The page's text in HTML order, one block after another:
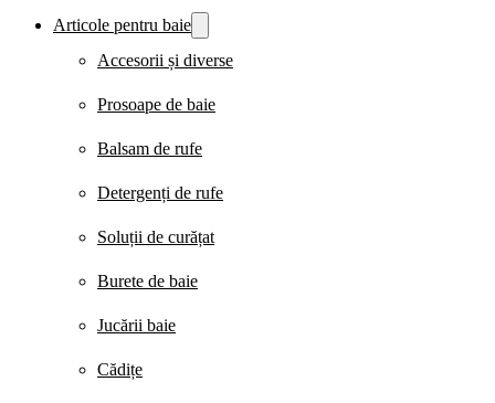
Articole pentru baie
Accesorii și diverse
Prosoape de baie
Balsam de rufe
Detergenți de rufe
Soluții de curățat
Burete de baie
Jucării baie
Cădițe